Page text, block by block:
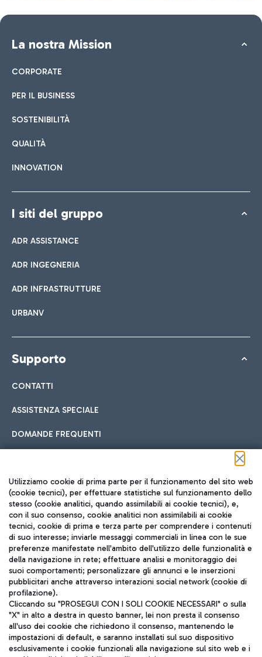
La nostra Mission
CORPORATE
PER IL BUSINESS
SOSTENIBILITÀ
QUALITÀ
INNOVATION
I siti del gruppo
ADR ASSISTANCE
ADR INGEGNERIA
ADR INFRASTRUTTURE
URBANV
Supporto
CONTATTI
ASSISTENZA SPECIALE
DOMANDE FREQUENTI
Seguici sui social
TRAVEL JOURNAL
ITA
Utilizziamo cookie di prima parte per il funzionamento del sito web
(cookie tecnici), per effettuare statistiche sul funzionamento dello
stesso (cookie analitici, quando assimilabili ai cookie tecnici), e,
con il suo consenso, cookie analitici non assimilabili ai cookie
tecnici, cookie di prima e terza parte per comprendere i contenuti
di suo interesse; inviarle messaggi commerciali in linea con le sue
preferenze manifestate nell'ambito dell'utilizzo delle funzionalità e
della navigazione in rete; effettuare analisi e monitoraggio dei
suoi comportamenti; personalizzare gli annunci e le inserzioni
pubblicitari anche attraverso interazioni social network (cookie di
profilazione).
Cliccando su "PROSEGUI CON I SOLI COOKIE NECESSARI" o sulla
"X" in alto a destra in questo banner, lei non presta il consenso
all'uso dei cookie che richiedono il consenso, mantenendo le
impostazioni di default, e saranno installati sul suo dispositivo
esclusivamente i cookie funzionali alla navigazione sul sito web e i